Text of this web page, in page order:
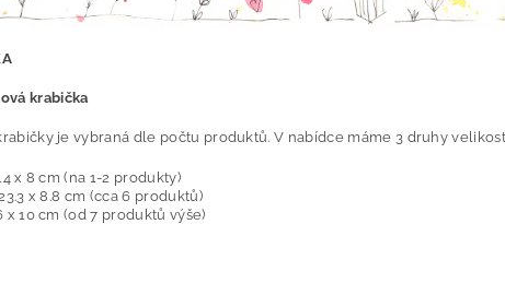
krabička
je vybraná dle počtu produktů. V nabídce máme 3 druhy
x 8 cm (na 1-2 produkty)
x 8.8 cm (cca 6 produktů)
x 10 cm (od 7 produktů výše)